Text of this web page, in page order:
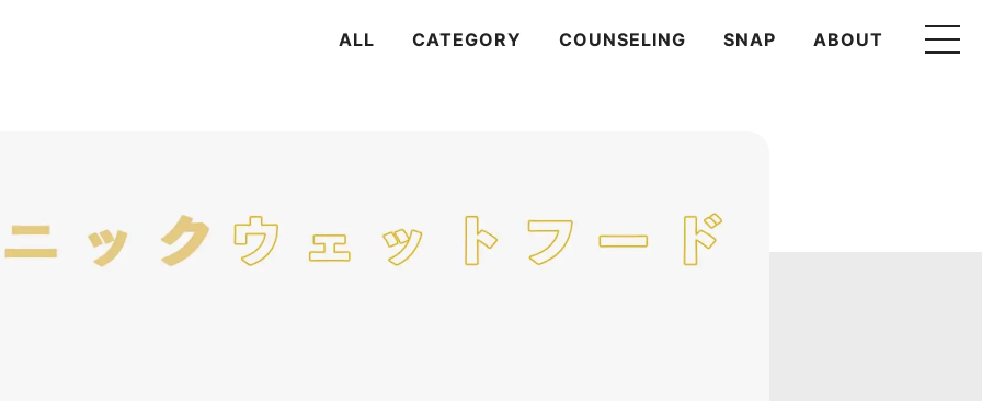
ALL CATEGORY COUNSELING SNAP ABOUT